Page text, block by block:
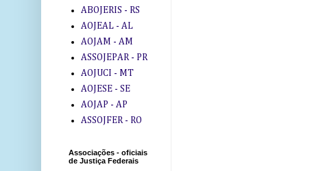
ABOJERIS - RS
AOJEAL - AL
AOJAM - AM
ASSOJEPAR - PR
AOJUCI - MT
AOJESE - SE
AOJAP - AP
ASSOJFER - RO
Associações - oficiais
de Justiça Federais